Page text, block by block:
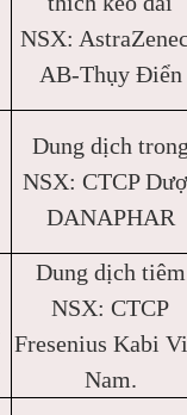
NSX:
AB-Thụy Điển
Dung dịch
NSX: CTCP
DANAPHAR
Dung dịch tiêm
NSX: CTCP
Fresenius Kabi
Nam.